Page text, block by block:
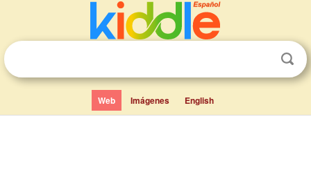
Web Imágenes English